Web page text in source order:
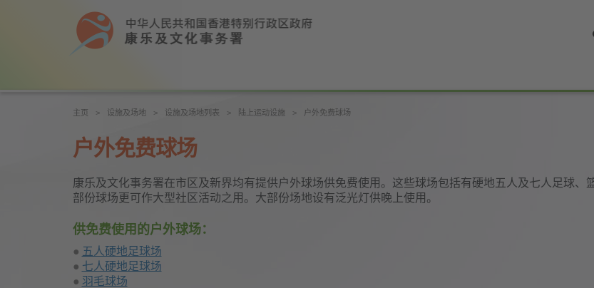
主页 设施及场地 设施及场地列表 陆上运动设施 户外免费球场
户外免费球场
康乐及文化事务署在市区及新界均有提供户外球场供免费使用。这些球场包括有硬地五人及七人足球、
部份球场更可作大型社区活动之用。大部份场地设有泛光灯供晚上使用。
供免费使用的户外球场：
五人硬地足球场
七人硬地足球场
羽毛球场